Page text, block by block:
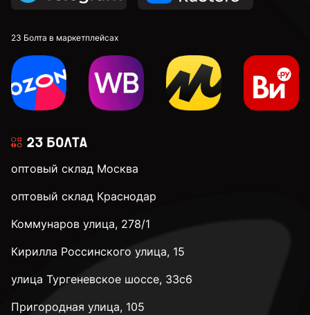
М12
М14
М24
М30
23 Болта в маркетплейсах
оптовый склад Москва
оптовый склад Краснодар
Коммунаров улица, 278/1
Кирилла Россинского улица, 15
улица Тургеневское шоссе, 33с6
Пригородная улица, 105